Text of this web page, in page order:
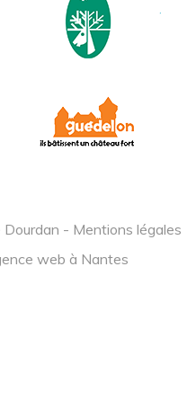
- Mentions légales
web à Nantes